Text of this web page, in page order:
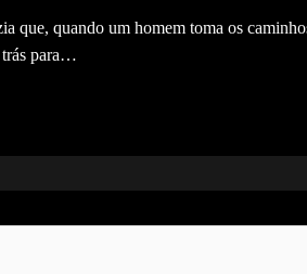
que, quando um homem toma os
trás para…